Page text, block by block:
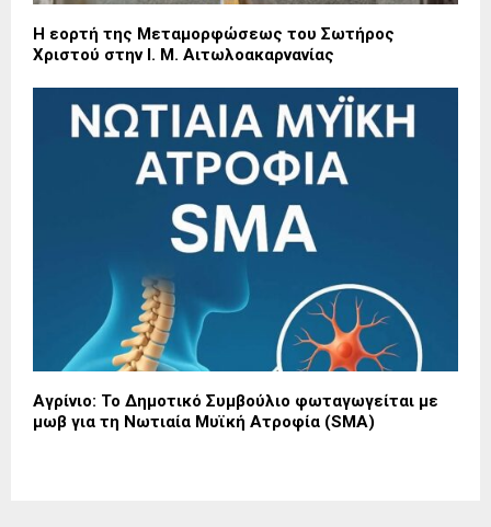
Η εορτή της Μεταμορφώσεως του Σωτήρος
Χριστού στην Ι. Μ. Αιτωλοακαρνανίας
Αγρίνιο: Το Δημοτικό Συμβούλιο φωταγωγείται με
μωβ για τη Νωτιαία Μυϊκή Ατροφία (SMA)